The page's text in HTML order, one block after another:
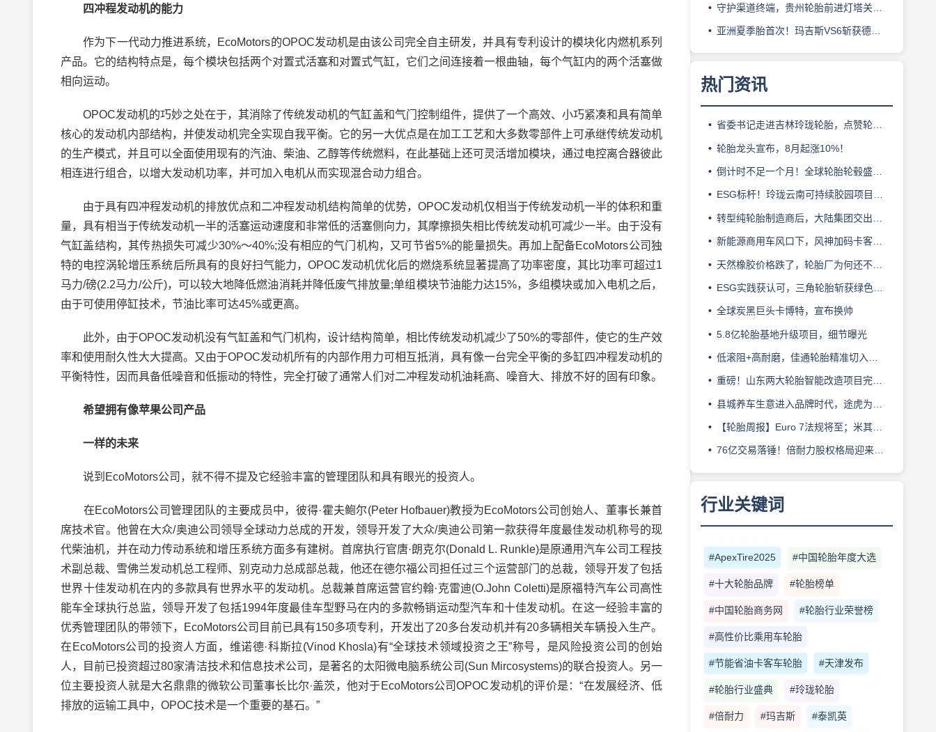
四冲程发动机的能力
作为下一代动力推进系统，EcoMotors的OPOC发动机是由该公司完全自主研发，并具有专利设计的模块化内燃机系列
产品。它的结构特点是，每个模块包括两个对置式活塞和对置式气缸，它们之间连接着一根曲轴，每个气缸内的两个活塞做
相向运动。
OPOC发动机的巧妙之处在于，其消除了传统发动机的气缸盖和气门控制组件，提供了一个高效、小巧紧凑和具有简单
核心的发动机内部结构，并使发动机完全实现自我平衡。它的另一大优点是在加工工艺和大多数零部件上可承继传统发动机
的生产模式，并且可以全面使用现有的汽油、柴油、乙醇等传统燃料，在此基础上还可灵活增加模块，通过电控离合器彼此
相连进行组合，以增大发动机功率，并可加入电机从而实现混合动力组合。
由于具有四冲程发动机的排放优点和二冲程发动机结构简单的优势，OPOC发动机仅相当于传统发动机一半的体积和重
量，具有相当于传统发动机一半的活塞运动速度和非常低的活塞侧向力，其摩擦损失相比传统发动机可减少一半。由于没有
气缸盖结构，其传热损失可减少30%～40%;没有相应的气门机构，又可节省5%的能量损失。再加上配备EcoMotors公司独
特的电控涡轮增压系统后所具有的良好扫气能力，OPOC发动机优化后的燃烧系统显著提高了功率密度，其比功率可超过1
马力/磅(2.2马力/公斤)，可以较大地降低燃油消耗并降低废气排放量;单组模块节油能力达15%，多组模块或加入电机之后，
由于可使用停缸技术，节油比率可达45%或更高。
此外，由于OPOC发动机没有气缸盖和气门机构，设计结构简单，相比传统发动机减少了50%的零部件，使它的生产效
率和使用耐久性大大提高。又由于OPOC发动机所有的内部作用力可相互抵消，具有像一台完全平衡的多缸四冲程发动机的
平衡特性，因而具备低噪音和低振动的特性，完全打破了通常人们对二冲程发动机油耗高、噪音大、排放不好的固有印象。
希望拥有像苹果公司产品
一样的未来
说到EcoMotors公司，就不得不提及它经验丰富的管理团队和具有眼光的投资人。
在EcoMotors公司管理团队的主要成员中，彼得·霍夫鲍尔(Peter Hofbauer)教授为EcoMotors公司创始人、董事长兼首
席技术官。他曾在大众/奥迪公司领导全球动力总成的开发，领导开发了大众/奥迪公司第一款获得年度最佳发动机称号的现
代柴油机，并在动力传动系统和增压系统方面多有建树。首席执行官唐·朗克尔(Donald L. Runkle)是原通用汽车公司工程技
术副总裁、雪佛兰发动机总工程师、别克动力总成部总裁，他还在德尔福公司担任过三个运营部门的总裁，领导开发了包括
世界十佳发动机在内的多款具有世界水平的发动机。总裁兼首席运营官约翰·克雷迪(O.John Coletti)是原福特汽车公司高性
能车全球执行总监，领导开发了包括1994年度最佳车型野马在内的多款畅销运动型汽车和十佳发动机。在这一经验丰富的
优秀管理团队的带领下，EcoMotors公司目前已具有150多项专利，开发出了20多台发动机并有20多辆相关车辆投入生产。
在EcoMotors公司的投资人方面，维诺德·科斯拉(Vinod Khosla)有“全球技术领域投资之王”称号，是风险投资公司的创始
人，目前已投资超过80家清洁技术和信息技术公司，是著名的太阳微电脑系统公司(Sun Mircosystems)的联合投资人。另一
位主要投资人就是大名鼎鼎的微软公司董事长比尔·盖茨，他对于EcoMotors公司OPOC发动机的评价是：“在发展经济、低
排放的运输工具中，OPOC技术是一个重要的基石。”
守护渠道终端，贵州轮胎前进灯塔关爱基金驰援长春受灾门店
亚洲夏季胎首次！玛吉斯VS6斩获德国TÜV SÜD高阶认证
热门资讯
省委书记走进吉林玲珑轮胎，点赞轮胎智造标杆
轮胎龙头宣布，8月起涨10%！
倒计时不足一个月！全球轮胎轮毂盛会即将登陆上海！
ESG标杆！玲珑云南可持续胶园项目获评最佳实践
转型纯轮胎制造商后，大陆集团交出亮眼业绩
新能源商用车风口下，风神加码卡客车胎产能
天然橡胶价格跌了，轮胎厂为何还不敢“松口气”？
ESG实践获认可，三角轮胎斩获绿色发展典范企业奖
全球炭黑巨头卡博特，宣布换帅
5.8亿轮胎基地升级项目，细节曝光
低滚阻+高耐磨，佳通轮胎精准切入新能源轻卡赛道
重磅！山东两大轮胎智能改造项目完成备案
县城养车生意进入品牌时代，途虎为何此时加码“万镇万店”？
【轮胎周报】Euro 7法规将至；米其林上半年营收超千亿；倍耐力上半年盈利稳增；龙星炭黑斩获欧洲近万吨订单
76亿交易落锤！倍耐力股权格局迎来重塑
行业关键词
#ApexTire2025 #中国轮胎年度大选
#十大轮胎品牌 #轮胎榜单
#中国轮胎商务网 #轮胎行业荣誉榜
#高性价比乘用车轮胎
#节能省油卡客车轮胎 #天津发布
#轮胎行业盛典 #玲珑轮胎
#倍耐力 #玛吉斯 #泰凯英